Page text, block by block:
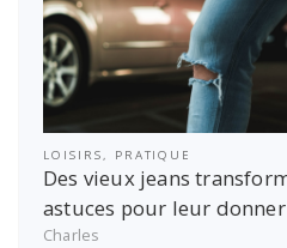
LOISIRS, PRATIQUE
Des vieux jeans
astuces pour leur
Charles